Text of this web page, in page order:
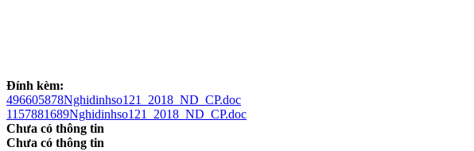
Đính kèm:
496605878Nghidinhso121_2018_ND_CP.doc
1157881689Nghidinhso121_2018_ND_CP.doc
Chưa có thông tin
Chưa có thông tin